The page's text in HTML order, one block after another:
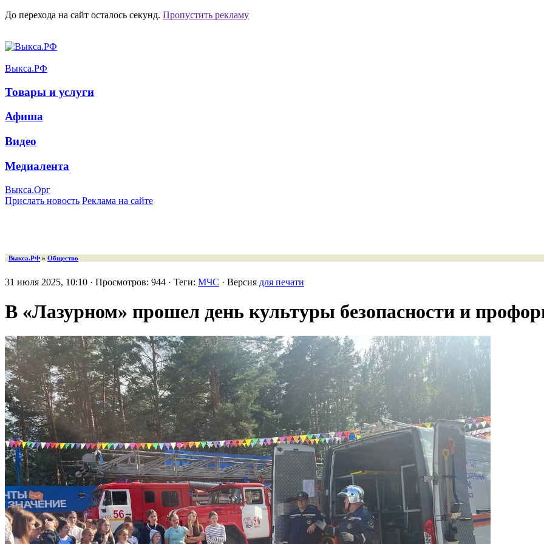
До перехода на сайт осталось секунд. Пропустить рекламу
Выкса.РФ
Товары и услуги
Афиша
Видео
Медиалента
Выкса.Орг
Прислать новость Реклама на сайте
Выкса.РФ » Общество
31 июля 2025, 10:10 · Просмотров: 944 · Теги: МЧС · Версия для печати
В «Лазурном» прошел день культуры безопасности и